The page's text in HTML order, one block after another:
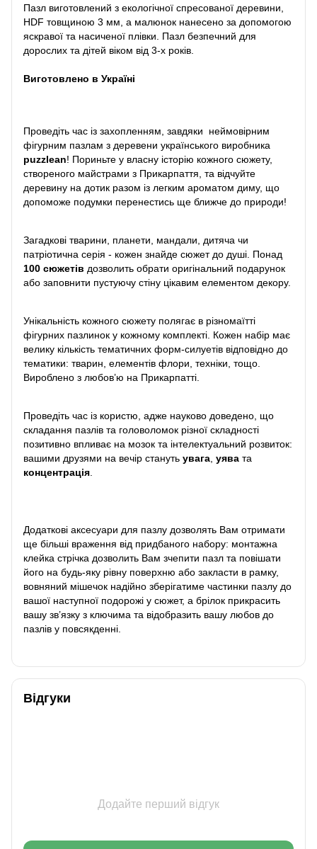
Пазл виготовлений з екологічної спресованої деревини,
HDF товщиною 3 мм, а малюнок нанесено за допомогою
яскравої та насиченої плівки. Пазл безпечний для
дорослих та дітей віком від 3-х років.
Виготовлено в Україні
Проведіть час із захопленням, завдяки неймовірним
фігурним пазлам з деревени українського виробника
puzzlean! Пориньте у власну історію кожного сюжету,
створеного майстрами з Прикарпаття, та відчуйте
деревину на дотик разом із легким ароматом диму, що
допоможе подумки перенестись ще ближче до природи!
Загадкові тварини, планети, мандали, дитяча чи
патріотична серія - кожен знайде сюжет до душі. Понад
100 сюжетів дозволить обрати оригінальний подарунок
або заповнити пустуючу стіну цікавим елементом декору.
Унікальність кожного сюжету полягає в різномаїтті
фігурних пазлинок у кожному комплекті. Кожен набір має
велику кількість тематичних форм-силуетів відповідно до
тематики: тварин, елементів флори, техніки, тощо.
Вироблено з любов’ю на Прикарпатті.
Проведіть час із користю, адже науково доведено, що
складання пазлів та головоломок різної складності
позитивно впливає на мозок та інтелектуальний розвиток:
вашими друзями на вечір стануть увага уява та
концентрація
Додаткові аксесуари для пазлу дозволять Вам отримати
ще більші враження від придбаного набору: монтажна
клейка стрічка дозволить Вам зчепити пазл та повішати
його на будь-яку рівну поверхню або закласти в рамку,
вовняний мішечок надійно зберігатиме частинки пазлу до
вашої наступної подорожі у сюжет, а брілок прикрасить
вашу зв’язку з ключима та відобразить вашу любов до
пазлів у повсякденні.
Відгуки
Додайте перший відгук